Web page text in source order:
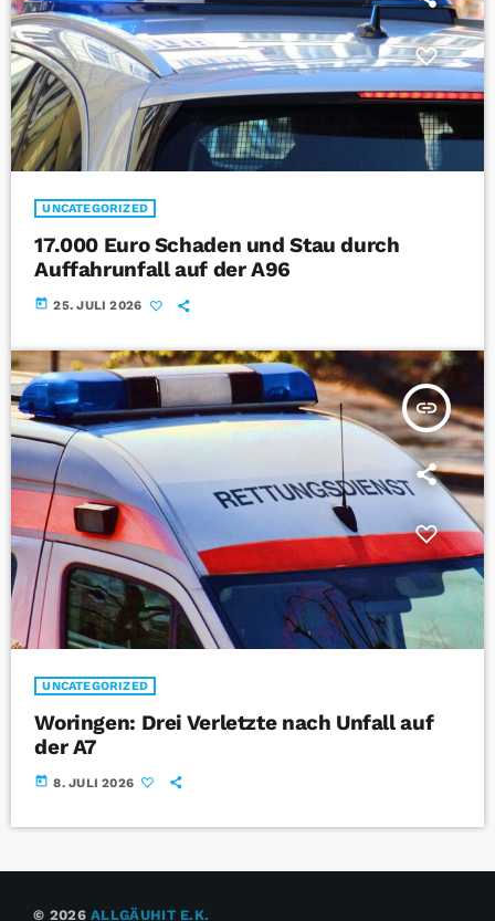
UNCATEGORIZED
17.000 Euro Schaden und Stau durch
Auffahrunfall auf der A96
today 25. JULI 2026
insert_link
UNCATEGORIZED
Woringen: Drei Verletzte nach Unfall auf
der A7
today 8. JULI 2026
© 2026ALLGÄUHIT E.K.